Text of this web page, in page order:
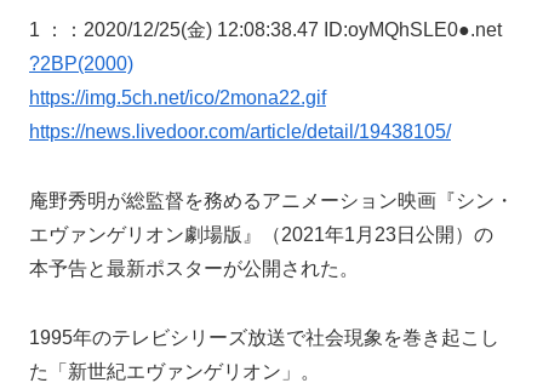
1 ：
：2020/12/25(金) 12:08:38.47 ID:oyMQhSLE0●.net
?2BP(2000)
https://img.5ch.net/ico/2mona22.gif
https://news.livedoor.com/article/detail/19438105/
庵野秀明が総監督を務めるアニメーション映画『シン・
エヴァンゲリオン劇場版』（2021年1月23日公開）の
本予告と最新ポスターが公開された。
1995年のテレビシリーズ放送で社会現象を巻き起こし
た「新世紀エヴァンゲリオン」。